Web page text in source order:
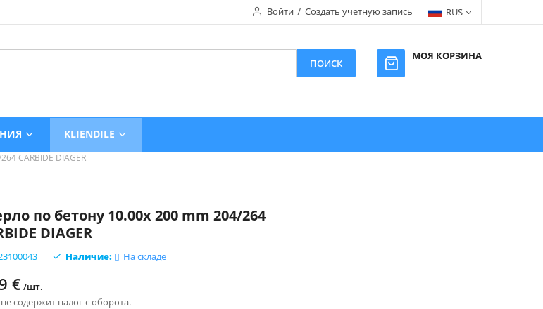
Войти Создать учетную запись RUS
ПОИСК
МОЯ КОРЗИНА
KLIENDILE
CARBIDE DIAGER
по бетону 10.00x 200 mm 204/264
DIAGER
Наличие: На складе
€/шт.
содержит налог с оборота.